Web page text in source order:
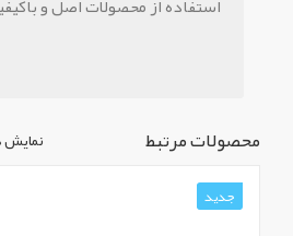
استفاده از محصولات اصل و
محصولات مرتبط
جدید